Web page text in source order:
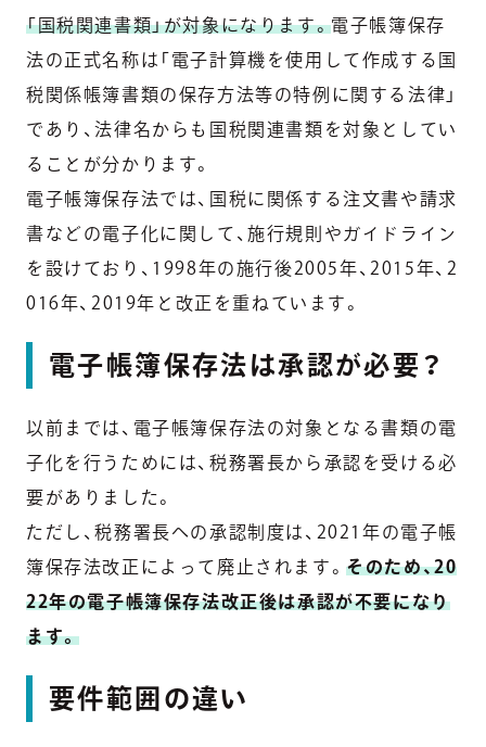
「国税関連書類」が対象になります。電子帳簿保存
法の正式名称は「電子計算機を使用して作成する国
税関係帳簿書類の保存方法等の特例に関する法律」
であり、法律名からも国税関連書類を対象としてい
ることが分かります。
電子帳簿保存法では、国税に関係する注文書や請求
書などの電子化に関して、施行規則やガイドライン
を設けており、1998年の施行後2005年、2015年、2
016年、2019年と改正を重ねています。
電子帳簿保存法は承認が必要？
以前までは、電子帳簿保存法の対象となる書類の電
子化を行うためには、税務署長から承認を受ける必
要がありました。
ただし、税務署長への承認制度は、2021年の電子帳
簿保存法改正によって廃止されます。そのため、20
22年の電子帳簿保存法改正後は承認が不要になり
ます。
要件範囲の違い